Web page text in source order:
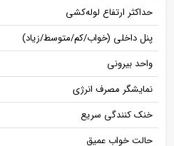
حداکثر ارتفاع لوله‌کشی
پنل داخلی (خواب/کم/متوسط/زیاد)
واحد بیرونی
نمایشگر مصرف انرژی
خنک‌ کنندگی سریع
حالت خواب عمیق